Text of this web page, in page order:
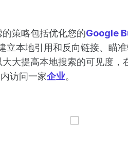
策略包括优化您的Google
立本地引用和反向链接、瞄
大提高本地搜索的可见度，
访问一家企业。